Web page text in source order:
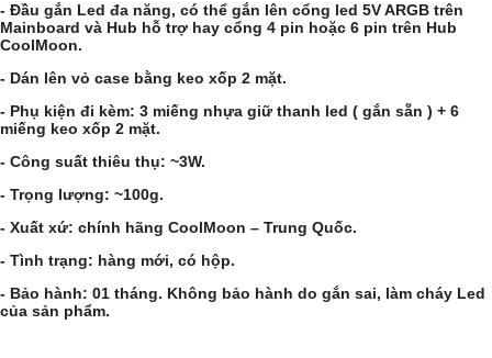
- Đầu gắn Led đa năng, có thể gắn lên cổng led 5V ARGB trên
Mainboard và Hub hỗ trợ hay cổng 4 pin hoặc 6 pin trên Hub
CoolMoon.
- Dán lên vỏ case bằng keo xốp 2 mặt.
- Phụ kiện đi kèm: 3 miếng nhựa giữ thanh led ( gắn sẵn ) + 6
miếng keo xốp 2 mặt.
- Công suất thiêu thụ: ~3W.
- Trọng lượng: ~100g.
- Xuất xứ: chính hãng CoolMoon – Trung Quốc.
- Tình trạng: hàng mới, có hộp.
- Bảo hành: 01 tháng. Không bảo hành do gắn sai, làm cháy Led
của sản phẩm.